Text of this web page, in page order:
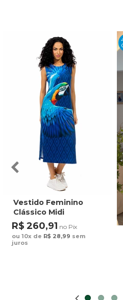
Vestido Feminino
Clássico Midi
Estampado Maxi
Arara Fundo Azul
R$ 260,91 no Pix
ou 10x de R$ 28,99 sem
juros